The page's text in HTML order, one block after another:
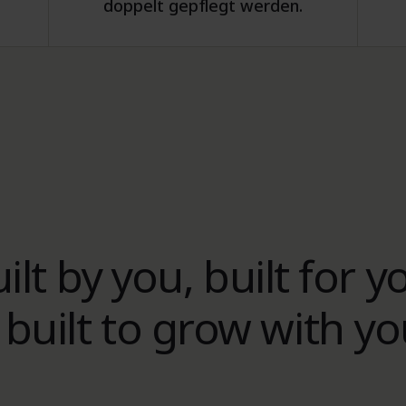
doppelt gepflegt werden.
by you, built for
built to grow with